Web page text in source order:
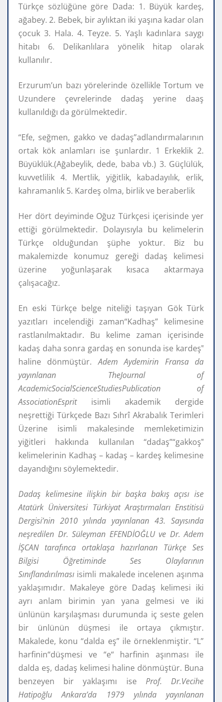
Türkçe sözlüğüne göre Dada: 1. Büyük kardeş,
ağabey. 2. Bebek, bir aylıktan iki yaşına kadar olan
çocuk 3. Hala. 4. Teyze. 5. Yaşlı kadınlara saygı
hitabı 6. Delikanlılara yönelik hitap olarak
kullanılır.
Erzurum’un bazı yörelerinde özellikle Tortum ve
Uzundere çevrelerinde dadaş yerine daaş
kullanıldığı da görülmektedir.
“Efe, seğmen, gakko ve dadaş”adlandırmalarının
ortak kök anlamları ise şunlardır. 1 Erkeklik 2.
Büyüklük.(Ağabeylik, dede, baba vb.) 3. Güçlülük,
kuvvetlilik 4. Mertlik, yiğitlik, kabadayılık, erlik,
kahramanlık 5. Kardeş olma, birlik ve beraberlik
Her dört deyiminde Oğuz Türkçesi içerisinde yer
ettiği görülmektedir. Dolayısıyla bu kelimelerin
Türkçe olduğundan şüphe yoktur. Biz bu
makalemizde konumuz gereği dadaş kelimesi
üzerine yoğunlaşarak kısaca aktarmaya
çalışacağız.
En eski Türkçe belge niteliği taşıyan Gök Türk
yazıtları incelendiği zaman“Kadhaş” kelimesine
rastlanılmaktadır. Bu kelime zaman içerisinde
kadaş daha sonra gardaş en sonunda ise kardeş‟
haline dönmüştür.Adem Aydemirin Fransa da
yayınlanan TheJournal of
AcademicSocialScienceStudiesPublication of
AssociationEspritisimli akademik dergide
neşrettiği Türkçede Bazı Sıhrî Akrabalık Terimleri
Üzerine isimli makalesinde memleketimizin
yiğitleri hakkında kullanılan “dadaş”“gakkoş‟
kelimelerinin Kadhaş – kadaş – kardeş kelimesine
dayandığını söylemektedir.
Dadaş kelimesine ilişkin bir başka bakış açısı ise
Atatürk Üniversitesi Türkiyat Araştırmaları Enstitisü
Dergisi’nin 2010 yılında yayınlanan 43. Sayısında
neşredilen Dr. Süleyman EFENDİOĞLU ve Dr. Adem
İŞCAN tarafınca ortaklaşa hazırlanan Türkçe Ses
Bilgisi Öğretiminde Ses Olaylarının
Sınıflandırılması isimli makalede incelenen aşınma
yaklaşımıdır. Makaleye göre Dadaş kelimesi iki
ayrı anlam birimin yan yana gelmesi ve iki
ünlünün karşılaşması durumunda iç seste gelen
bir ünlünün düşmesi ile ortaya çıkmıştır.
Makalede, konu “dalda eş” ile örneklenmiştir. “L”
harfinin“düşmesi ve “e“ harfinin aşınması ile
dalda eş, dadaş kelimesi haline dönmüştür. Buna
benzeyen bir yaklaşımı ise Prof. Dr.Vecihe
Hatipoğlu Ankara’da 1979 yılında yayınlanan